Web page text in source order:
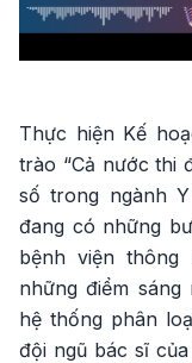
Thực hiện Kế
trào “Cả nước thi
số trong ngành
đang có những
bệnh viện
những điểm
hệ thống phân
đội ngũ bác sĩ